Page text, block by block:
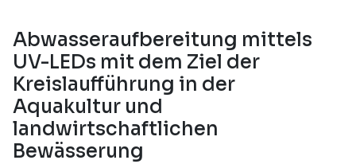
Abwasseraufbereitung mittels
UV-LEDs mit dem Ziel der
Kreislaufführung in der
Aquakultur und
landwirtschaftlichen
Bewässerung